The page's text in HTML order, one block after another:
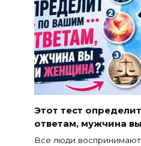
Этот тест
ответам, мужчина
Все люди